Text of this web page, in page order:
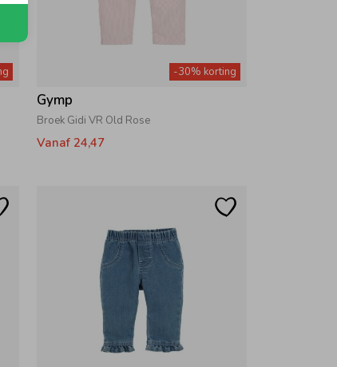
-30% korting
Gymp
Broek Gidi VR Old Rose
Vanaf 24,47